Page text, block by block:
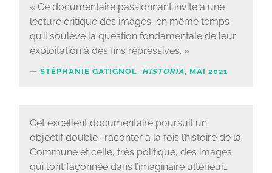
« Ce documentaire passionnant invite à une
lecture critique des images, en même temps
qu’il soulève la question fondamentale de leur
exploitation à des fins répressives. »
STÉPHANIE GATIGNOL, HISTORIA, MAI 2021
Cet excellent documentaire poursuit un
objectif double : raconter à la fois l’histoire de la
Commune et celle, très politique, des images
qui l’ont façonnée dans l’imaginaire ultérieur…